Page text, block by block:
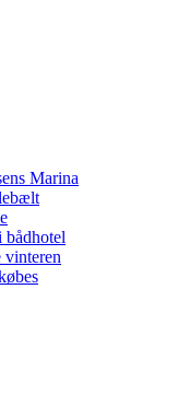
Marina
bådhotel
vinteren